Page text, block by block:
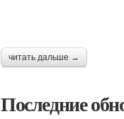
читать дальше →
Последние